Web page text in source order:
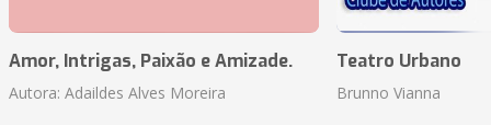
Amor, Intrigas, Paixão e Amizade.
Autora: Adaildes Alves Moreira
Teatro Urbano
Brunno Vianna